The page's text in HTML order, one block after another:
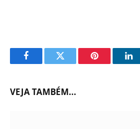
FacebookTwitter Pinterest
VEJA TAMBÉM...